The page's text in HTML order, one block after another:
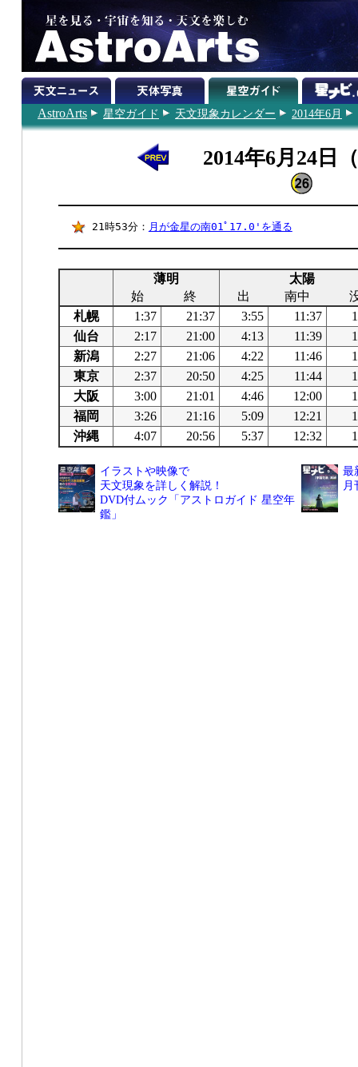
AstroArts 星空ガイド 天文現象カレンダー 2014年6月
2014年6月24日
21時53分： 月が金星の南01ﾟ17.0'を通る
薄明
太陽
始
終 出 南中
札幌
1:37 21:37 3:55 11:37
仙台
2:17 21:00 4:13 11:39
新潟
2:27 21:06 4:22 11:46
東京
2:37 20:50 4:25 11:44
大阪
3:00 21:01 4:46 12:00
福岡
3:26 21:16 5:09 12:21
沖縄
4:07 20:56 5:37 12:32
イラストや映像で
天文現象を詳しく解説！
DVD付ムック「アストロガイド 星空年
鑑」
最
月